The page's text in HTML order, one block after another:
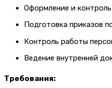
Оформление и контроль
Подготовка приказов
Контроль работы
Ведение внутренней
Требования: